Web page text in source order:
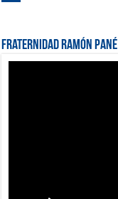
Fraternidad Ramón Pané